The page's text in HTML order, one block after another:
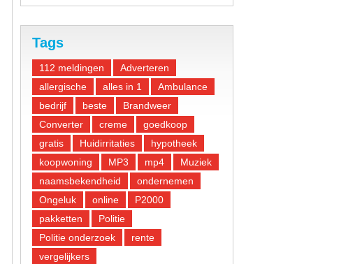
Tags
112 meldingen
Adverteren
allergische
alles in 1
Ambulance
bedrijf
beste
Brandweer
Converter
creme
goedkoop
gratis
Huidirritaties
hypotheek
koopwoning
MP3 mp4
Muziek
naamsbekendheid
ondernemen
Ongeluk
online
P2000
pakketten
Politie
Politie onderzoek
rente
vergelijkers